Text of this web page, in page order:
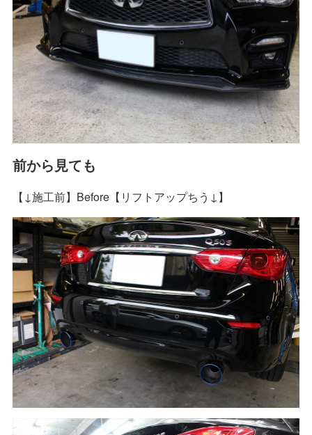
前から見ても
【↓施工前】Before【リフトアップちう↓】